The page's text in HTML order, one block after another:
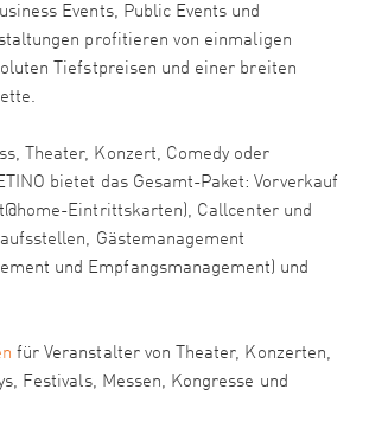
Events, Public Events und
profitieren von einmaligen
Tiefstpreisen und einer breiten
Theater, Konzert, Comedy oder
bietet das Gesamt-Paket: Vorverkauf
Eintrittskarten), Callcenter und
Gästemanagement
und Empfangsmanagement) und
für Veranstalter von Theater, Konzerten,
Festivals, Messen, Kongresse und